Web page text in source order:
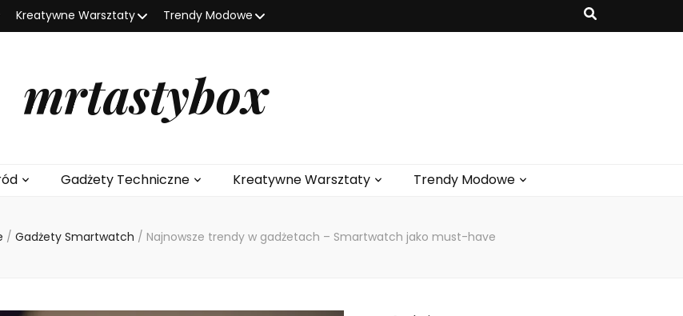
Kreatywne Warsztaty Trendy Modowe
mrtastybox
Gadżety Techniczne Kreatywne Warsztaty Trendy Modowe
/ Gadżety Smartwatch / Najnowsze trendy w gadżetach – Smartwatch jako must-have